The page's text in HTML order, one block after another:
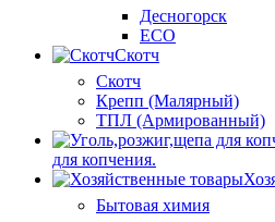
Десногорск
ECO
Скотч
Скотч
Крепп (Малярный)
ТПЛ (Армированный)
для копчения.
Бытовая химия